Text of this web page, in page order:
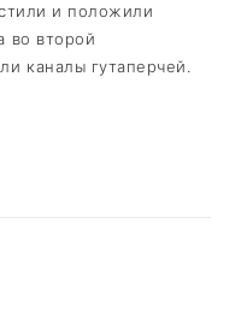
и положили
во второй
каналы гутаперчей.